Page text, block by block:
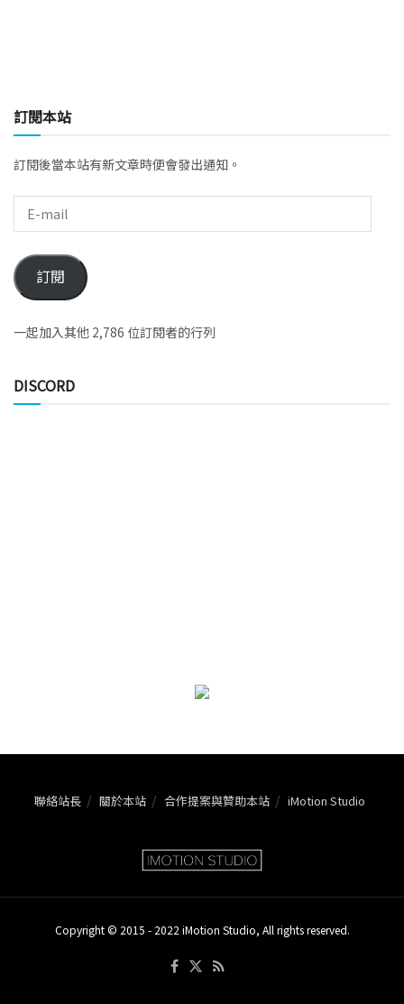
訂閱本站
訂閱後當本站有新文章時便會發出通知。
訂閱
一起加入其他 2,786 位訂閱者的行列
DISCORD
聯絡站長 關於本站 合作提案與贊助本站 iMotion Studio
Copyright © 2015 - 2022 iMotion Studio, All rights reserved.